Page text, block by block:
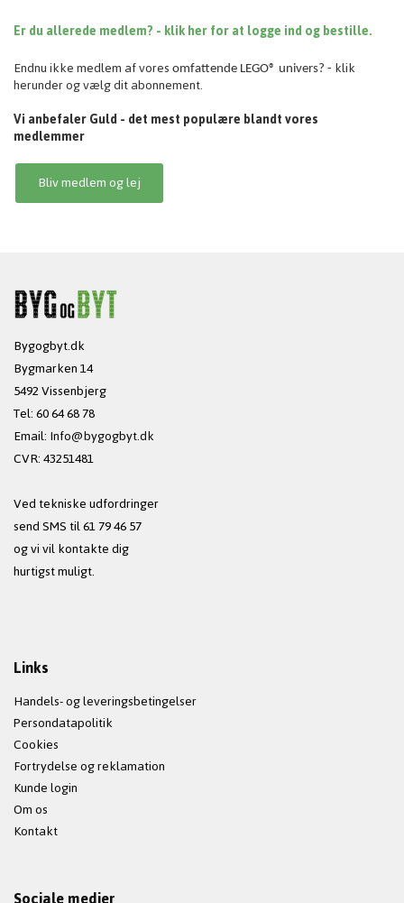
Er du allerede medlem? - klik her for at logge ind og bestille.
Endnu ikke medlem af vores omfattende LEGO® univers? - klik
herunder og vælg dit abonnement.
Vi anbefaler Guld - det mest populære blandt vores
medlemmer
Bliv medlem og lej
Bygogbyt.dk
Bygmarken 14
5492 Vissenbjerg
Tel: 60 64 68 78
Email:Info@bygogbyt.dk
CVR: 43251481
Ved tekniske udfordringer
send SMS til 61 79 46 57
og vi vil kontakte dig
hurtigst muligt.
Links
Handels- og leveringsbetingelser
Persondatapolitik
Cookies
Fortrydelse og reklamation
Kunde login
Om os
Kontakt